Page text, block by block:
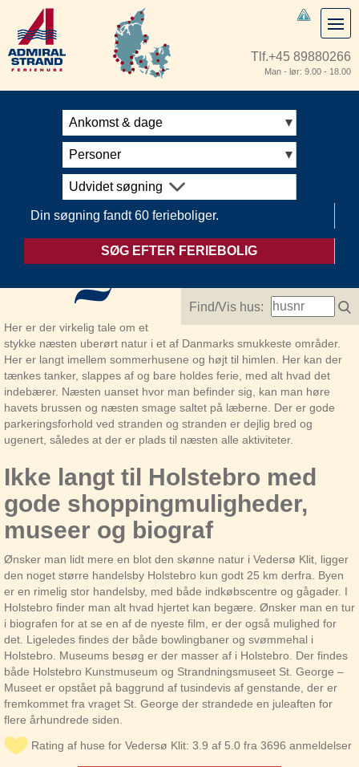
Tlf.+45 89880266
Man - lør: 9.00 - 18.00
Ankomst & dage
Personer
Udvidet søgning
Din søgning fandt 60 ferieboliger.
SØG EFTER FERIEBOLIG
Find/Vis hus:
Her er der virkelig tale om et
stykke næsten uberørt natur i et af Danmarks smukkeste områder.
Her er langt imellem sommerhusene og højt til himlen. Her kan der
tænkes tanker, slappes af og bare holdes ferie, med alt hvad det
indebærer. Næsten uanset hvor man befinder sig, kan man høre
havets brussen og næsten smage saltet på læberne. Der er gode
parkeringsforhold ved stranden og stranden er dejlig bred og
ugenert, således at der er plads til næsten alle aktiviteter.
Ikke langt til Holstebro med
gode shoppingmuligheder,
museer og biograf
Ønsker man lidt mere en blot den skønne natur i Vedersø Klit, ligger
den noget større handelsby Holstebro kun godt 25 km derfra. Byen
er en rimelig stor handelsby, med både indkøbscentre og gågader. I
Holstebro finder man alt hvad hjertet kan begære. Ønsker man en tur
i biografen for at se en af de nyeste film, er der også mulighed for
det. Ligeledes findes der både bowlingbaner og svømmehal i
Holstebro. Museums besøg er der masser af i Holstebro. Der findes
både Holstebro Kunstmuseum og Strandningsmuseet St. George –
Museet er opstået på baggrund af tusindevis af genstande, der er
fremkommet fra vraget St. George der strandede en juleaften for
flere århundrede siden.
Rating af huse for Vedersø Klit: 3.9 af 5.0 fra 3696 anmeldelser